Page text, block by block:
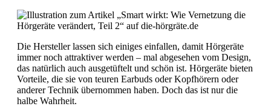
Die Hersteller lassen sich einiges einfallen, damit Hörgeräte
immer noch attraktiver werden – mal abgesehen vom Design,
das natürlich auch ausgetüftelt und schön ist. Hörgeräte bieten
Vorteile, die sie von teuren Earbuds oder Kopfhörern oder
anderer Technik übernommen haben. Doch das ist nur die
halbe Wahrheit.